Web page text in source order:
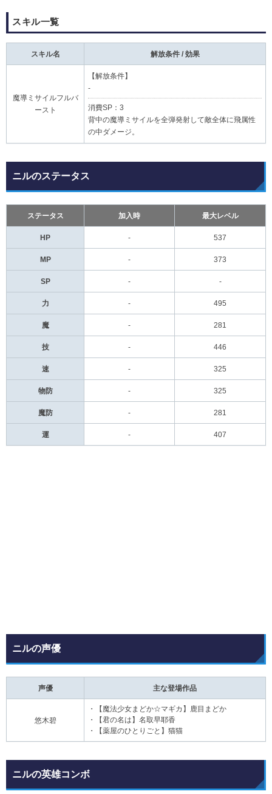
スキル一覧
スキル名 解放条件 / 効果
魔導ミサイルフルバ
ースト
【解放条件】
-
消費SP：3
背中の魔導ミサイルを全弾発射して敵全体に飛属性
の中ダメージ。
ニルのステータス
ステータス 加入時 最大レベル
HP - 537
MP - 373
SP - -
力 - 495
魔 - 281
技 - 446
速 - 325
物防 - 325
魔防 - 281
運 - 407
ニルの声優
声優 主な登場作品
悠木碧
・【魔法少女まどか☆マギカ】鹿目まどか
・【君の名は】名取早耶香
・【薬屋のひとりごと】猫猫
ニルの英雄コンボ